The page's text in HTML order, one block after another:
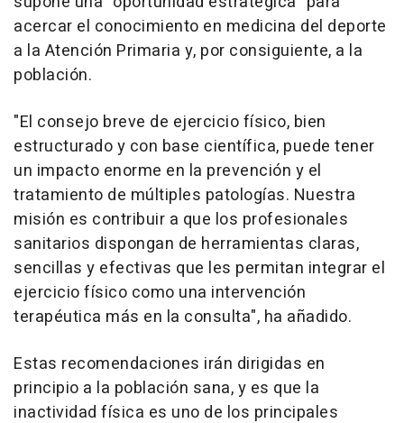
acercar el conocimiento en medicina del deporte
a la Atención Primaria y, por consiguiente, a la
población.
"El consejo breve de ejercicio físico, bien
estructurado y con base científica, puede tener
un impacto enorme en la prevención y el
tratamiento de múltiples patologías. Nuestra
misión es contribuir a que los profesionales
sanitarios dispongan de herramientas claras,
sencillas y efectivas que les permitan integrar el
ejercicio físico como una intervención
terapéutica más en la consulta", ha añadido.
Estas recomendaciones irán dirigidas en
principio a la población sana, y es que la
inactividad física es uno de los principales